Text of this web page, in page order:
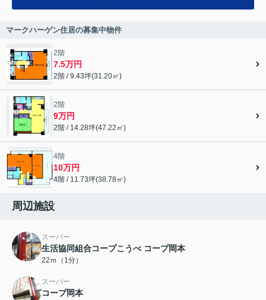
マークハーゲン住居の募集中物件
2階
7.5万円
2階 / 9.43坪(31.20㎡)
2階
9万円
2階 / 14.28坪(47.22㎡)
4階
10万円
4階 / 11.73坪(38.78㎡)
周辺施設
スーパー
生活協同組合コープこうべ コープ岡本
22ｍ（1分）
スーパー
コープ岡本